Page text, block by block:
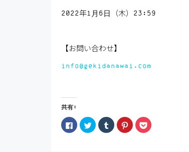
2022年1月6日（木）23:59
【お問い合わせ】
info@gekidanawai.com
共有:
Facebook
で
ク
リ
ク
リ
ク
リ
ク
リ